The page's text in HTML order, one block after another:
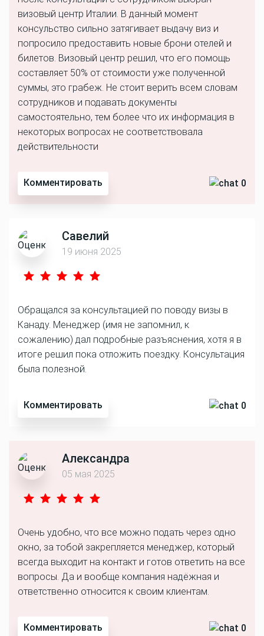
визовый центр Италии. В данный момент
консульство сильно затягивает выдачу виз и
попросило предоставить новые брони отелей и
билетов. Визовый центр решил, что его помощь
составляет 50% от стоимости уже полученной
суммы, это грабеж. Не стоит верить всем словам
сотрудников и подавать документы
самостоятельно, тем более что их информация в
некоторых вопросах не соответствовала
действительности
Комментировать 0
Савелий
19 июня 2025
Обращался за консультацией по поводу визы в
Канаду. Менеджер (имя не запомнил, к
сожалению) дал подробные разъяснения, хотя я в
итоге решил пока отложить поездку. Консультация
была полезной.
Комментировать 0
Александра
05 мая 2025
Очень удобно, что все можно подать через одно
окно, за тобой закрепляется менеджер, который
всегда выходит на контакт и готов ответить на все
вопросы. Да и вообще компания надёжная и
ответственно относится к своим клиентам.
Комментировать 0